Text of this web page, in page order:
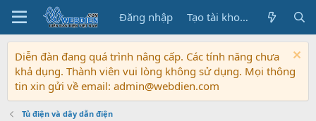
Đăng nhập Tạo tài khoản
Diễn đàn đang quá trình nâng cấp. Các tính năng chưa
khả dụng. Thành viên vui lòng không sử dụng. Mọi thông
tin xin gửi về email: admin@webdien.com
Tủ điện và dây dẫn điện